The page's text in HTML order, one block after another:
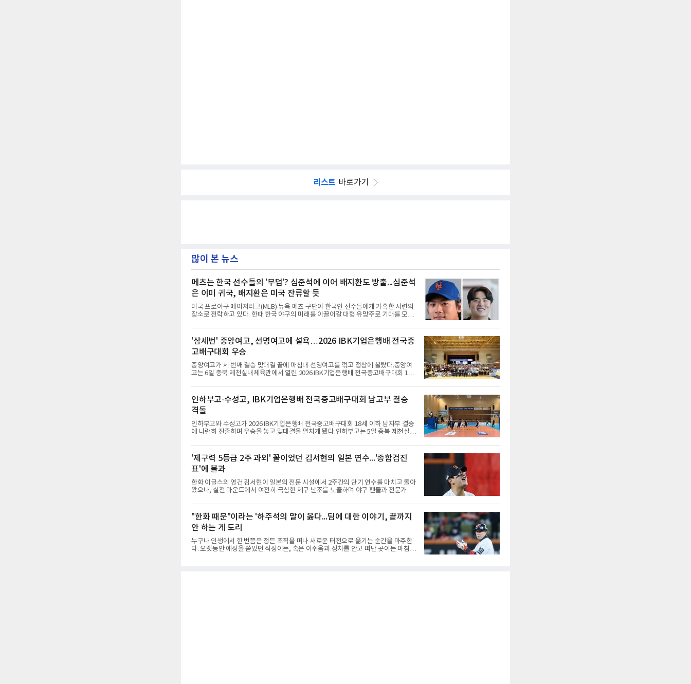
리스트 바로가기
많이 본 뉴스
메츠는 한국 선수들의 '무덤'? 심준석에 이어 배지환도 방출...심준석
은 이미 귀국, 배지환은 미국 잔류할 듯
미국 프로야구 메이저리그(MLB) 뉴욕 메츠 구단이 한국인 선수들에게 가혹한 시련의
장소로 전락하고 있다. 한때 한국 야구의 미래를 이끌어갈 대형 유망주로 기대를 모았
하 마이너리그에서 방출 통보를 받는 아픔을 겪었다. 두 선수의 동반 이탈은 메츠 구단
이 유독 한국 선수들에게 '기회의 땅'이 아닌 '무덤'처럼 작용하고 있음을 방증하고 있
다.고교 시절 시속 160km에 달하는 강속구로 큰 스포트라이트를 받았던 심준석은 루
키리그에서 메츠 구단으로부터 방출 조치됐다. 피츠버그 파이리츠와 마이애미 말린스
를 거쳐 메츠에 둥지를 틀며 반등을 노렸으나
'삼세번' 중앙여고, 선명여고에 설욕…2026 IBK기업은행배 전국중
고배구대회 우승
중앙여고가 세 번째 결승 맞대결 끝에 마침내 선명여고를 꺾고 정상에 올랐다.중앙여
고는 6일 충북 제천실내체육관에서 열린 2026 IBK기업은행배 전국중고배구대회 18
물리치고 우승을 차지했다.첫 세트를 13-25로 내주며 불안하게 출발한 중앙여고는 이
후 조직력을 되찾아 2세트부터 경기 주도권을 완전히 장악했다. 강한 서브와 탄탄한
수비를 앞세워 내리 세 세트를 따내며 짜릿한 역전승을 완성했다.이번 우승은 더욱 의
미가 컸다. 중앙여고는 올해 3월 춘계연맹전과 5월 종별선수권대회 결승에서 모두 선
명여고에 패해 준우승에 머물렀다. 그러나 세 번째
인하부고·수성고, IBK기업은행배 전국중고배구대회 남고부 결승
격돌
인하부고와 수성고가 2026 IBK기업은행배 전국중고배구대회 18세 이하 남자부 결승
에 나란히 진출하며 우승을 놓고 맞대결을 펼치게 됐다.인하부고는 5일 충북 제천실내
17-25, 25-21, 25-17)로 꺾고 결승행 티켓을 따냈다. 인하부고는 높은 공격 성공률을
앞세워 경기 주도권을 잡으며 승리를 거뒀다.수성고도 준결승에서 속초고를 상대로
안정된 조직력을 바탕으로 3-1(25-23, 25-16, 22-25, 25-19) 승리를 거두며 결승에
합류했다. 치열한 승부 속에서도 공수 균형을 유지한 수성고는 인하부고와 우승을 다
툴 기회를 잡았다.여자 18세 이하부에서는 중앙여고
'제구력 5등급 2주 과외' 꼴이었던 김서현의 일본 연수...'종합검진
표'에 불과
한화 이글스의 영건 김서현이 일본의 전문 시설에서 2주간의 단기 연수를 마치고 돌아
왔으나, 실전 마운드에서 여전히 극심한 제구 난조를 노출하며 야구 팬들과 전문가들
결할 특효약이 될 것처럼 포장되었던 이번 연수는, 뚜껑을 열어보니 '제구력 5등급에
게 2주짜리 족집게 과외를 붙여 1등급을 기대한 꼴'이었다는 냉정한 평가를 피하기 어
렵게 됐다.야구에서 투수의 제구력은 오랜 시간 투구폼을 반복하며 몸에 새겨진 일종
의 근육 기억과 밸런스의 산물이다. 릴리스 포인트의 미세한 오차나 하체 활용의 불균
형은 수백, 수천 번의 교정 훈련과 실전 피드
"한화 때문"이라는 '하주석의 말이 옳다...팀에 대한 이야기, 끝까지
안 하는 게 도리
누구나 인생에서 한 번쯤은 정든 조직을 떠나 새로운 터전으로 옮기는 순간을 마주한
다. 오랫동안 애정을 쏟았던 직장이든, 혹은 아쉬움과 상처를 안고 떠난 곳이든 마침표